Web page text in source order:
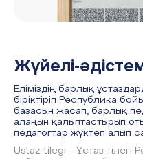
Жүйелі-
Еліміздің барлық
біріктіріп Республика
базасын жасап, барлық
алаңын қалыптастырып
педагогтар жүктеп алып
Ustaz tilegi – Ұстаз тілегі